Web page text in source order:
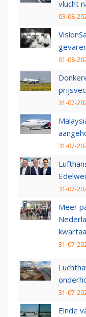
vlucht
03-08-
01-08-
31-07-
31-07-
31-07-
Meer
31-07-
31-07-
Einde